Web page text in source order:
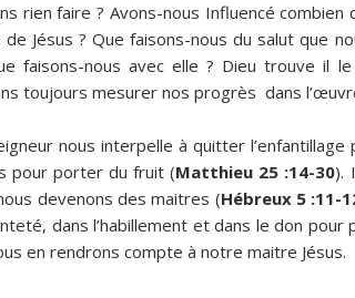
rien faire ? Avons-nous Influencé
de Jésus ? Que faisons-nous du salut que
faisons-nous avec elle ? Dieu trouve il
toujours mesurer nos progrès dans
nous interpelle à quitter
pour porter du fruit (Matthieu 25 :14-30).
devenons des maitres (Hébreux 5 :11-
dans l’habillement et dans le don
en rendrons compte à notre maitre Jésus.